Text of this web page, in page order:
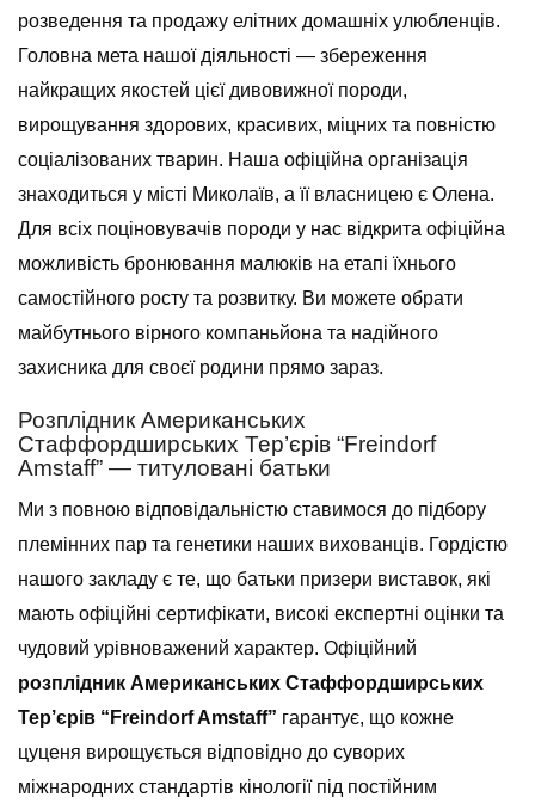
розведення та продажу елітних домашніх улюбленців.
Головна мета нашої діяльності — збереження
найкращих якостей цієї дивовижної породи,
вирощування здорових, красивих, міцних та повністю
соціалізованих тварин. Наша офіційна організація
знаходиться у місті Миколаїв, а її власницею є Олена.
Для всіх поціновувачів породи у нас відкрита офіційна
можливість бронювання малюків на етапі їхнього
самостійного росту та розвитку. Ви можете обрати
майбутнього вірного компаньйона та надійного
захисника для своєї родини прямо зараз.
Розплідник Американських
Стаффордширських Тер’єрів “Freindorf
Amstaff” — титуловані батьки
Ми з повною відповідальністю ставимося до підбору
племінних пар та генетики наших вихованців. Гордістю
нашого закладу є те, що батьки призери виставок, які
мають офіційні сертифікати, високі експертні оцінки та
чудовий урівноважений характер. Офіційний
розплідник Американських Стаффордширських
Тер’єрів “Freindorf Amstaff” гарантує, що кожне
цуценя вирощується відповідно до суворих
міжнародних стандартів кінології під постійним